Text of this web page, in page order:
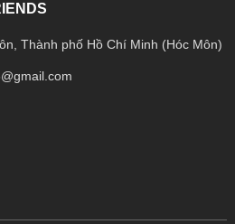
Thành phố Hồ Chí Minh (Hóc Môn)